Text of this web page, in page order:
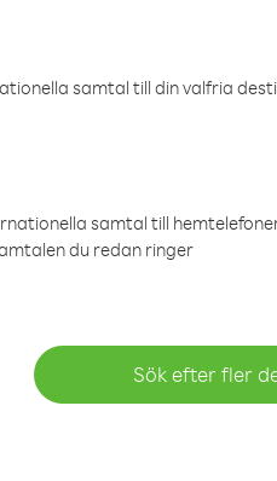
samtal till din valfria
samtal till
du redan ringer
Sök efter fler